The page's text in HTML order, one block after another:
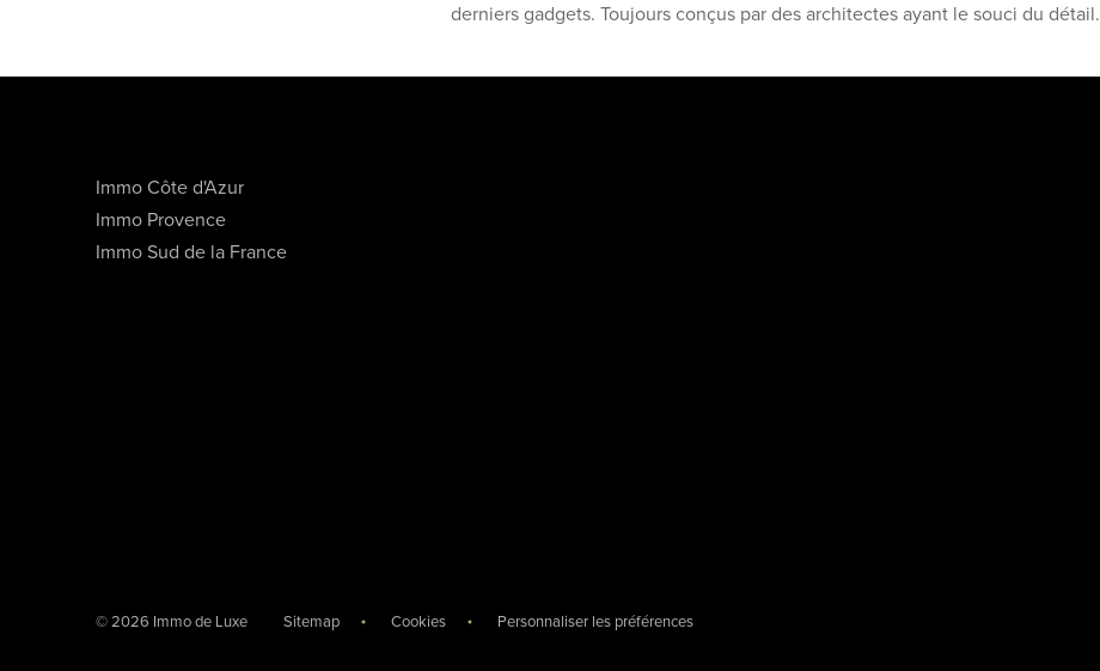
derniers gadgets. Toujours conçus par des architectes ayant le souci du détail.
Immo Côte d'Azur
Immo Provence
Immo Sud de la France
© 2026 Immo de Luxe Sitemap Cookies Personnaliser les préférences